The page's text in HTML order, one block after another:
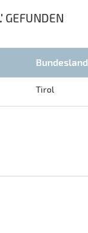
GEFUNDEN
Bundesland
Tirol